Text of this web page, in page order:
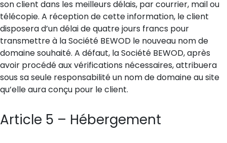
son client dans les meilleurs délais, par courrier, mail ou
télécopie. A réception de cette information, le client
disposera d’un délai de quatre jours francs pour
transmettre à la Société BEWOD le nouveau nom de
domaine souhaité. A défaut, la Société BEWOD, après
avoir procédé aux vérifications nécessaires, attribuera
sous sa seule responsabilité un nom de domaine au site
qu’elle aura conçu pour le client.
Article 5 – Hébergement